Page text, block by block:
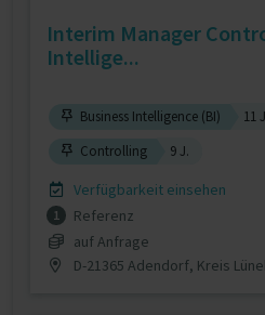
Interim Manager
Intellige...
Business Intelligence (BI)
11
Controlling
9 J.
Verfügbarkeit einsehen
1
Referenz
auf Anfrage
D-21365 Adendorf, Kreis